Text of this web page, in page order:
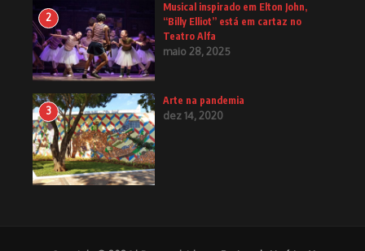
2
Musical inspirado em Elton John,
“Billy Elliot” está em cartaz no
Teatro Alfa
maio 28, 2025
3
Arte na pandemia
dez 14, 2020